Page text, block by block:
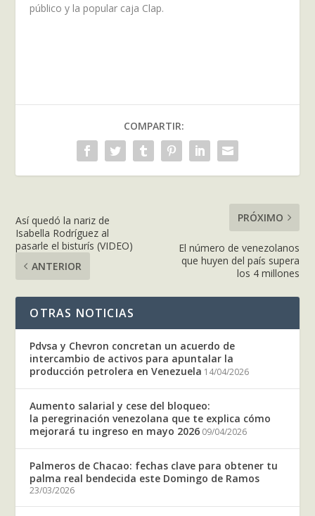
público y la popular caja Clap.
COMPARTIR:
Así quedó la nariz de
Isabella Rodríguez al
pasarle el bisturís (VIDEO)
ANTERIOR
PRÓXIMO
El número de venezolanos
que huyen del país supera
los 4 millones
OTRAS NOTICIAS
Pdvsa y Chevron concretan un acuerdo de
intercambio de activos para apuntalar la
producción petrolera en Venezuela 14/04/2026
Aumento salarial y cese del bloqueo:
la peregrinación venezolana que te explica cómo
mejorará tu ingreso en mayo 2026 09/04/2026
Palmeros de Chacao: fechas clave para obtener tu
palma real bendecida este Domingo de Ramos
23/03/2026